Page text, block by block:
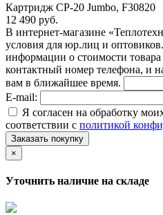
Картридж CP-20 Jumbo, F30820
12 490 руб.
В интернет-магазине
условия для юр.лиц и
информации о стоимости товара
контактный номер телефона, и
вам в ближайшее время.
E-mail:
Я согласен на обработку
соответствии с политикой
Заказать покупку
×
Уточнить наличие на складе